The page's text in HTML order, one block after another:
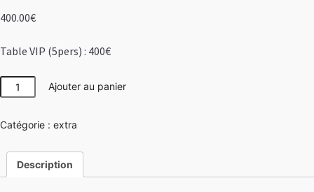
400.00€
Table VIP (5pers) : 400€
quantité
de
VIP
400€
Ajouter au panier
Catégorie : extra
Description